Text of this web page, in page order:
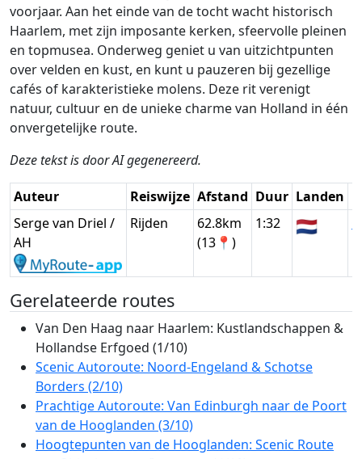
voorjaar. Aan het einde van de tocht wacht historisch
Haarlem, met zijn imposante kerken, sfeervolle pleinen
en topmusea. Onderweg geniet u van uitzichtpunten
over velden en kust, en kunt u pauzeren bij gezellige
cafés of karakteristieke molens. Deze rit verenigt
natuur, cultuur en de unieke charme van Holland in één
onvergetelijke route.
Deze tekst is door AI gegenereerd.
Auteur Reiswijze Afstand Duur Landen
Serge van Driel /
AH
Rijden
62.8km
(13📍)
1:32 🇳🇱
Gerelateerde routes
Van Den Haag naar Haarlem: Kustlandschappen &
Hollandse Erfgoed (1/10)
Scenic Autoroute: Noord-Engeland & Schotse
Borders (2/10)
Prachtige Autoroute: Van Edinburgh naar de Poort
van de Hooglanden (3/10)
Hoogtepunten van de Hooglanden: Scenic Route